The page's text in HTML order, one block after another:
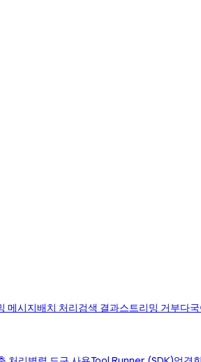
메시지배치 처리검색 결과스트리밍 거부다